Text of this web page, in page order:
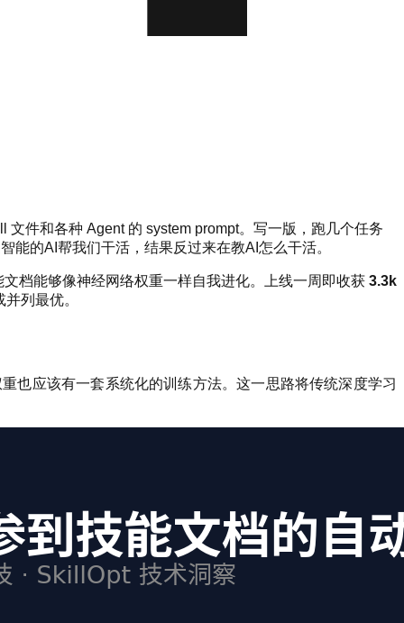
文件和各种 Agent 的 system prompt。写一版，跑几个任务
的AI帮我们干活，结果反过来在教AI怎么干活。
档能够像神经网络权重一样自我进化。上线一周即收获 3.3k
列最优。
也应该有一套系统化的训练方法。这一思路将传统深度学习